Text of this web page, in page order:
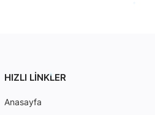
HIZLI LINKLER
Anasayfa